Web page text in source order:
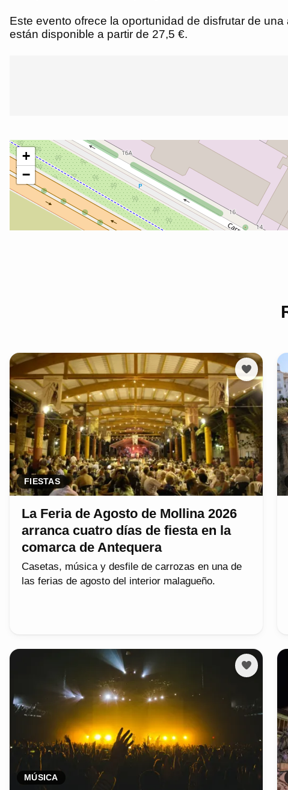
Este evento ofrece la oportunidad de disfrutar de
están disponible a partir de 27,5 €.
FIESTAS
La Feria de Agosto de Mollina 2026
arranca cuatro días de fiesta en la
comarca de Antequera
Casetas, música y desfile de carrozas en una de
las ferias de agosto del interior malagueño.
MÚSICA